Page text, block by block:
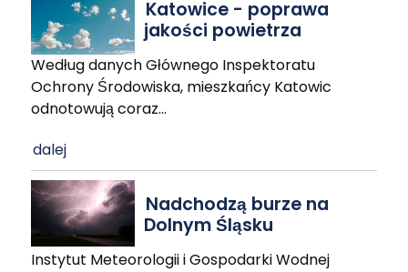
Katowice - poprawa
jakości powietrza
Według danych Głównego Inspektoratu
Ochrony Środowiska, mieszkańcy Katowic
odnotowują coraz…
dalej
Nadchodzą burze na
Dolnym Śląsku
Instytut Meteorologii i Gospodarki Wodnej